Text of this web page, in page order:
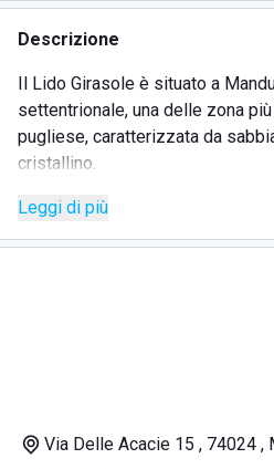
Descrizione
Il Lido Girasole è situato a
settentrionale, una delle zona
pugliese, caratterizzata da
cristallino.
Trascorrere una vacanza qui
sogno, lasciandosi coccolare
Leggi di più
Via Delle Acacie 15 , 74024 ,